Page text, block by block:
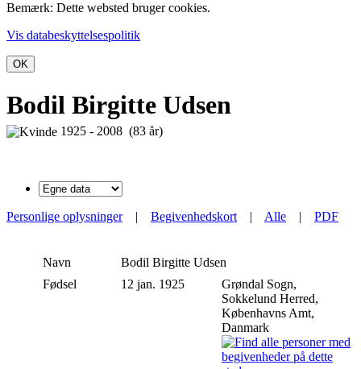
Bemærk: Dette websted bruger cookies.
Vis databeskyttelsespolitik
OK
Bodil Birgitte Udsen
1925 - 2008 (83 år)
Personlige oplysninger| Begivenhedskort | Alle | PDF
Navn Bodil Birgitte Udsen
Fødsel
12 jan. 1925
Grøndal Sogn,
Sokkelund Herred,
Københavns Amt,
Danmark